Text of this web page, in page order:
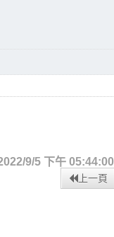
9/5 下午 05:44:00
上一頁